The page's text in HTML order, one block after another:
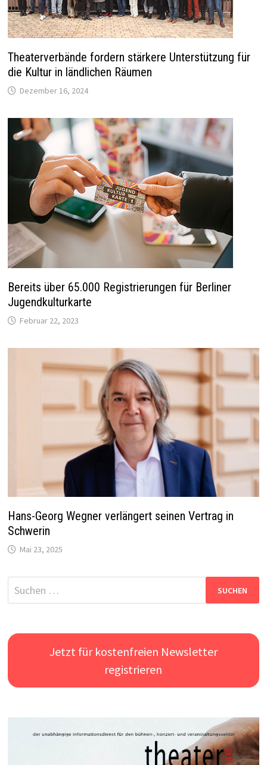
Theaterverbände fordern stärkere Unterstützung für
die Kultur in ländlichen Räumen
Dezember 16, 2024
Bereits über 65.000 Registrierungen für Berliner
Jugendkulturkarte
Februar 22, 2023
Hans-Georg Wegner verlängert seinen Vertrag in
Schwerin
Mai 23, 2025
Suchen
nach:
Jetzt für kostenfreien Newsletter
registrieren